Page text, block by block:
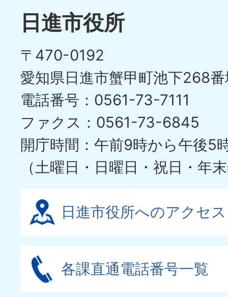
イ
目
の
ス
ラ
イ
ド
日進市役所
〒470-0192
愛知県日進市蟹甲町池下268
電話番号：0561-73-7111
ファクス：0561-73-6845
開庁時間：午前9時から午後5
（土曜日・日曜日・祝日・年
日進市役所へのアクセス
各課直通電話番号一覧